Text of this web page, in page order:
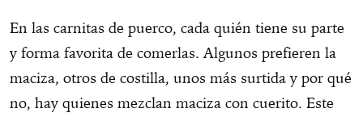
En las carnitas de puerco, cada quién tiene su parte
y forma favorita de comerlas. Algunos prefieren la
maciza, otros de costilla, unos más surtida y por qué
no, hay quienes mezclan maciza con cuerito. Este